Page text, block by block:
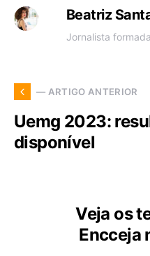
Beatriz
Jornalista
— ARTIGO ANTERIOR
Uemg 2023:
disponível
Veja os
Encceja